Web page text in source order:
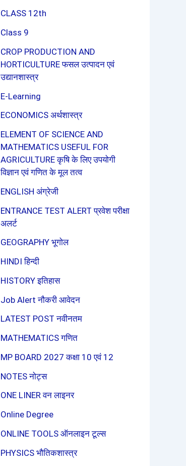
CLASS 12th
Class 9
CROP PRODUCTION AND
HORTICULTURE फसल उत्पादन एवं
उद्यानशास्त्र
E-Learning
ECONOMICS अर्थशास्त्र
ELEMENT OF SCIENCE AND
MATHEMATICS USEFUL FOR
AGRICULTURE कृषि के लिए उपयोगी
विज्ञान एवं गणित के मूल तत्व
ENGLISH अंग्रेजी
ENTRANCE TEST ALERT प्रवेश परीक्षा
अलर्ट
GEOGRAPHY भूगोल
HINDI हिन्दी
HISTORY इतिहास
Job Alert नौकरी आवेदन
LATEST POST नवीनतम
MATHEMATICS गणित
MP BOARD 2027 कक्षा 10 एवं 12
NOTES नोट्स
ONE LINER वन लाइनर
Online Degree
ONLINE TOOLS ऑनलाइन टूल्स
PHYSICS भौतिकशास्त्र